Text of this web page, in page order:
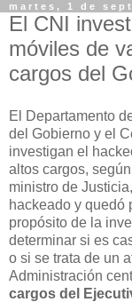
martes, 1 de
El CNI
móviles de
cargos del
El Departamento
del Gobierno y el
investigan el
altos cargos,
ministro de
hackeado y quedó
propósito de la
determinar si es
o si se trata de un
Administración
cargos del